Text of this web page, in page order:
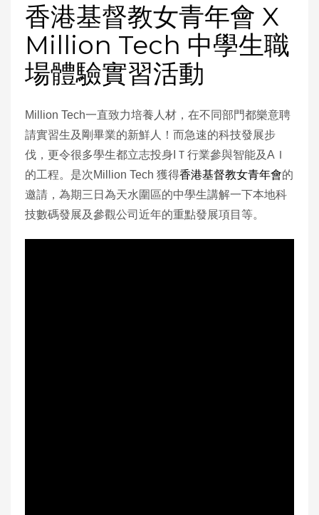
香港基督教女青年會 X
Million Tech 中學生職
場體驗實習活動
Million Tech一直致力培養人材，在不同部門都樂意聘
請實習生及剛畢業的新鮮人！而急速的科技發展步
伐，更令很多學生都立志投身IＴ行業參與智能及AＩ
的工程。是次Million Tech 獲得香港基督教女青年會的
邀請，為期三日為天水圍區的中學生講解一下本地科
技數碼發展及參觀公司近年的重點發展項目等。